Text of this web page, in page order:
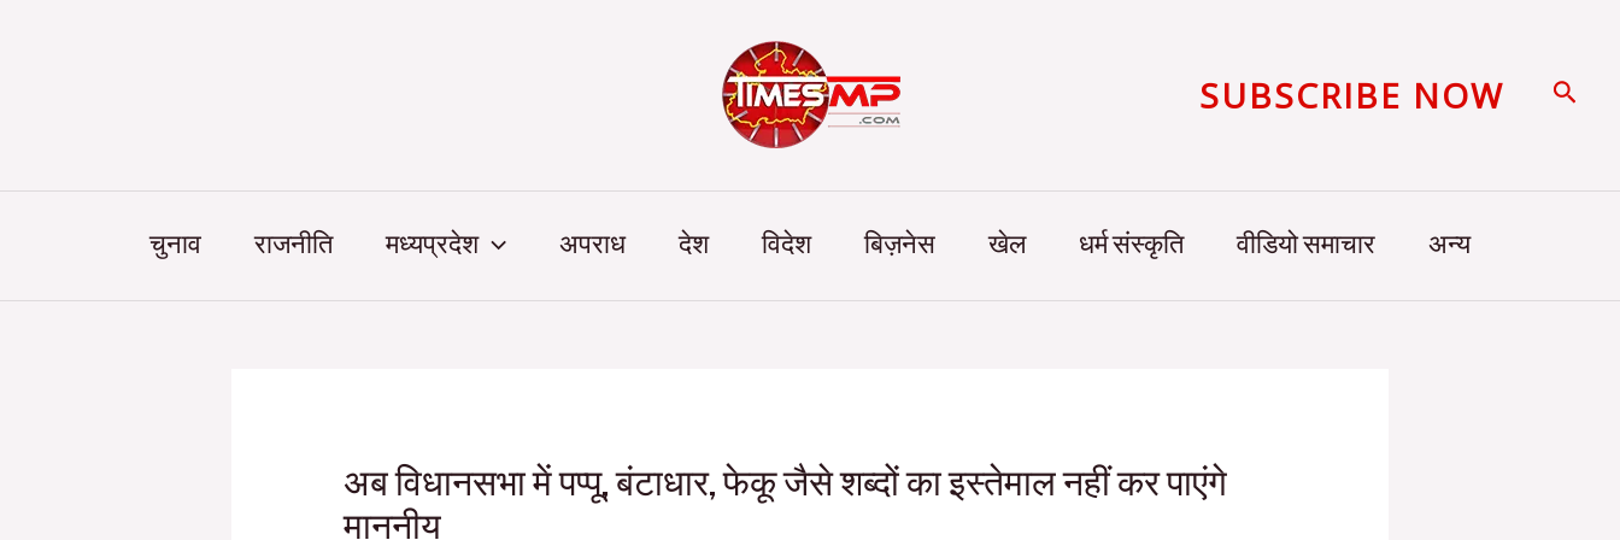
SUBSCRIBE NOW
चुनाव राजनीति मध्यप्रदेश अपराध देश विदेश बिज़नेस खेल धर्म संस्कृति वीडियो समाचार अन्य
अब विधानसभा में पप्पू, बंटाधार, फेकू जैसे शब्दों का इस्तेमाल नहीं कर पाएंगे
माननीय